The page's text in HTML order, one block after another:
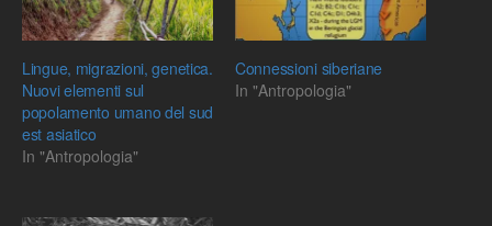
Lingue, migrazioni, genetica.
Nuovi elementi sul
popolamento umano del sud
est asiatico
In "Antropologia"
Connessioni siberiane
In "Antropologia"